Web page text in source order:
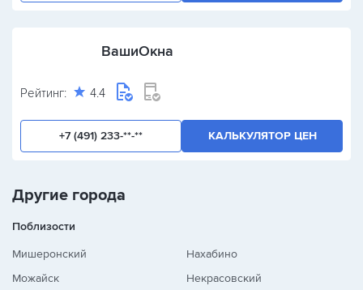
ВашиОкна
Рейтинг: 4.4
+7 (491) 233-**-** КАЛЬКУЛЯТОР ЦЕН
Другие города
Поблизости
Мишеронский
Можайск
Нахабино
Некрасовский